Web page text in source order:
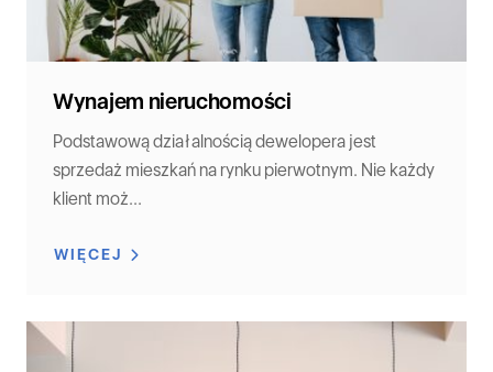
Wynajem nieruchomości
Podstawową działalnością dewelopera jest
sprzedaż mieszkań na rynku pierwotnym. Nie każdy
klient moż...
WIĘCEJ